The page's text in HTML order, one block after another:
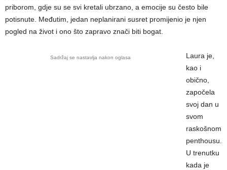
priborom, gdje su se svi kretali ubrzano, a emocije su često bile
potisnute. Međutim, jedan neplanirani susret promijenio je njen
pogled na život i ono što zapravo znači biti bogat.
Sadržaj se nastavlja nakon oglasa
Laura je,
kao i
obično,
započela
svoj dan u
svom
raskošnom
penthousu.
U trenutku
kada je